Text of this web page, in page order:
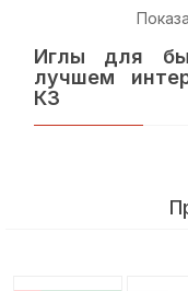
Иглы для
лучшем
КЗ